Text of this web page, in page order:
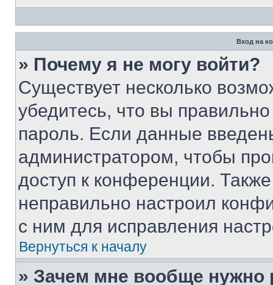
Вход на
» Почему я не могу войти?
Существует несколько
убедитесь, что вы
пароль. Если данные
администратором, чтобы
доступ к конференции.
неправильно настроил
с ним для исправления
Вернуться к началу
» Зачем мне вообще нужно